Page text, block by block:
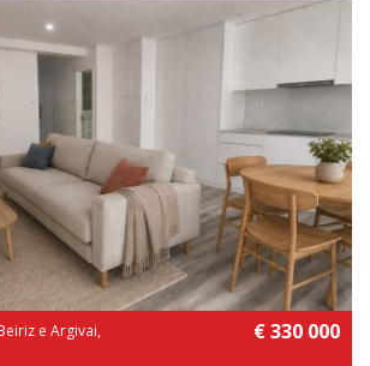
e Argivai,
€ 330 000